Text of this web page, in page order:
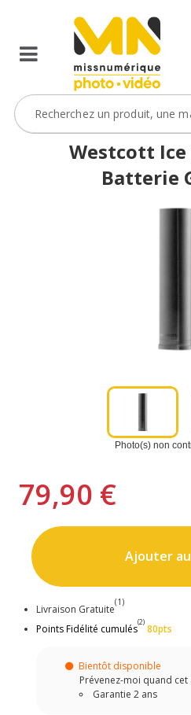
Westcott
Batterie
Photo(s) non
79,90 €
Ajouter
Livraison Gratuite
(1)
Points Fidélité cumulés
(2)
80pts
Bientôt disponible
Prévenez-moi quand
Garantie 2 ans